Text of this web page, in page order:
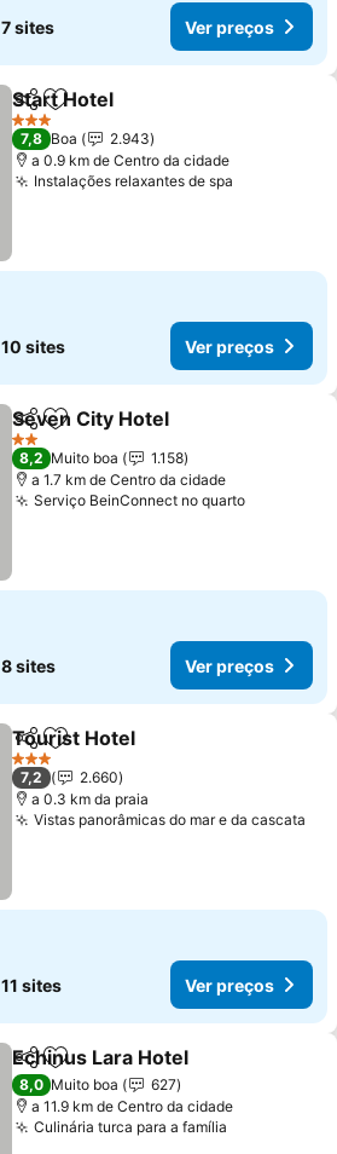
7 sites Ver preços
PartilharAdicionar aos favoritos
Start Hotel
3 Estrelas
7,8 Boa
2.943
a 0.9 km de Centro da cidade
Instalações relaxantes de spa
10 sites Ver preços
PartilharAdicionar aos favoritos
Seven City Hotel
2 Estrelas
8,2 Muito boa
1.158
a 1.7 km de Centro da cidade
Serviço BeinConnect no quartoVer
8 sites Ver preços
PartilharAdicionar aos favoritos
Tourist Hotel
3 Estrelas
7,2
2.660
a 0.3 km da praia
Vistas panorâmicas do mar e da cascata
11 sites Ver preços
PartilharAdicionar aos favoritos
Echinus Lara Hotel
8,0 Muito boa
627
a 11.9 km de Centro da cidade
Culinária turca para a família